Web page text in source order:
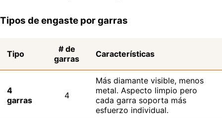
Tipos de engaste por garras
Tipo
# de
garras
Características
4
garras
4
Más diamante visible, menos
metal. Aspecto limpio pero
cada garra soporta más
esfuerzo individual.